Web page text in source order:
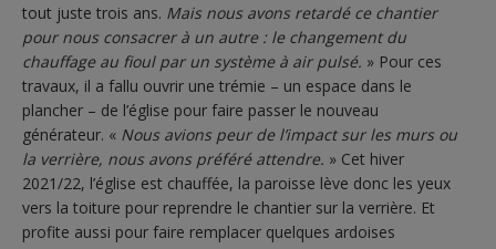
tout juste trois ans. Mais nous avons retardé ce chantier
pour nous consacrer à un autre : le changement du
chauffage au fioul par un système à air pulsé. » Pour ces
travaux, il a fallu ouvrir une trémie – un espace dans le
plancher – de l’église pour faire passer le nouveau
générateur. « Nous avions peur de l’impact sur les murs ou
la verrière, nous avons préféré attendre. » Cet hiver
2021/22, l’église est chauffée, la paroisse lève donc les yeux
vers la toiture pour reprendre le chantier sur la verrière. Et
profite aussi pour faire remplacer quelques ardoises